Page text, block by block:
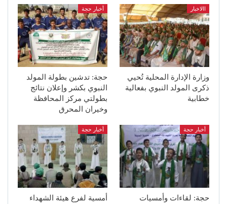
االاخبار
وزارة الإدارة المحلية تُحيي
ذكرى المولد النبوي بفعالية
خطابية
أخبار حجة
حجة: تدشين بطولة المولد
النبوي بكشر وإعلان نتائج
بطولتي مركز المحافظة
وخيران المحرق
أخبار حجة
حجة: لقاءات وأمسيات
أخبار حجة
أمسية لفرع هيئة الشهداء